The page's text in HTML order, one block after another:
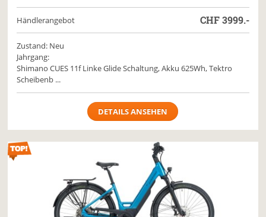
Händlerangebot CHF3999.-
Zustand: Neu
Jahrgang:
Shimano CUES 11f Linke Glide Schaltung, Akku 625Wh, Tektro
Scheibenb ...
DETAILS ANSEHEN